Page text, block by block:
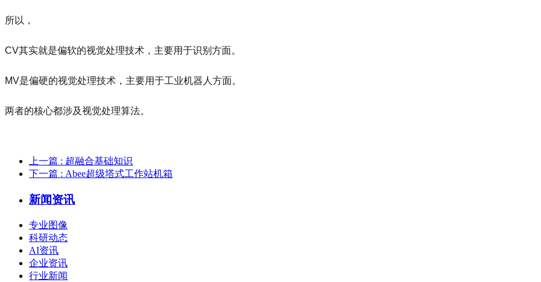
所以，
CV其实就是偏软的视觉处理技术，主要用于识别方面。
MV是偏硬的视觉处理技术，主要用于工业机器人方面。
两者的核心都涉及视觉处理算法。
上一篇 : 超融合基础知识
下一篇 : Abee超级塔式工作站机箱
新闻资讯
专业图像
科研动态
AI资讯
企业资讯
行业新闻